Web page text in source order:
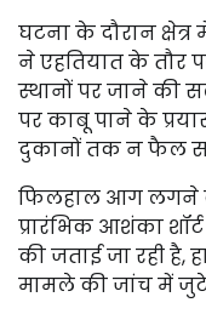
घटना के दौरान क्षेत्र
ने एहतियात के तौर
स्थानों पर जाने की
पर काबू पाने के
दुकानों तक न फैल
फिलहाल आग लगने के
प्रारंभिक आशंका
की जताई जा रही है,
मामले की जांच में जुटे